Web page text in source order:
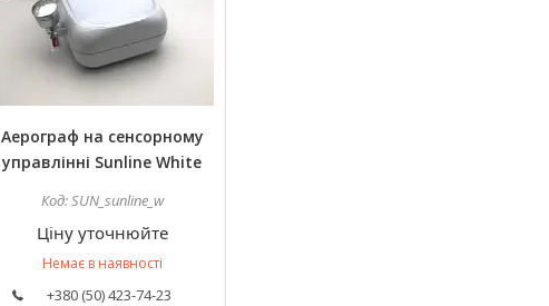
Аерограф на сенсорному
управлінні Sunline White
SUN_sunline_w
Ціну уточнюйте
Немає в наявності
+380 (50) 423-74-23